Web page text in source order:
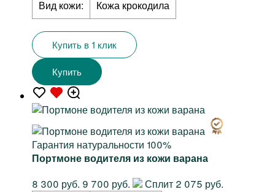
Вид кожи:
Кожа крокодила
Купить в 1 клик
Купить
Гарантия натуральности 100%
Портмоне водителя из кожи варана
8 300 руб. 9 700 руб.
Сплит 2 075 руб.